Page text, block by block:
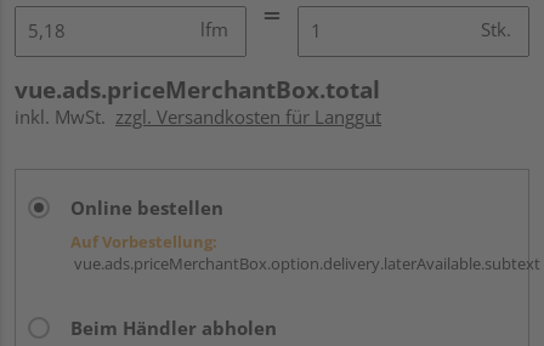
lfm Stk.
vue.ads.priceMerchantBox.total
inkl. MwSt. zzgl. Versandkosten für Langgut
Online bestellen
Auf Vorbestellung:
vue.ads.priceMerchantBox.option.delivery.laterAvailable.subtext
Beim Händler abholen